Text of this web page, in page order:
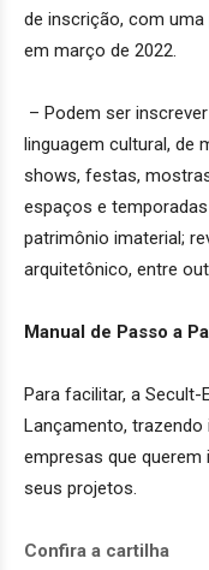
de inscrição, com
em março de 2022.
– Podem ser
linguagem cultural, de
shows, festas,
espaços e
patrimônio imaterial;
arquitetônico, entre
Manual de Passo a
Para facilitar, a Secult-
Lançamento,
empresas que
seus projetos.
Confira a cartilha